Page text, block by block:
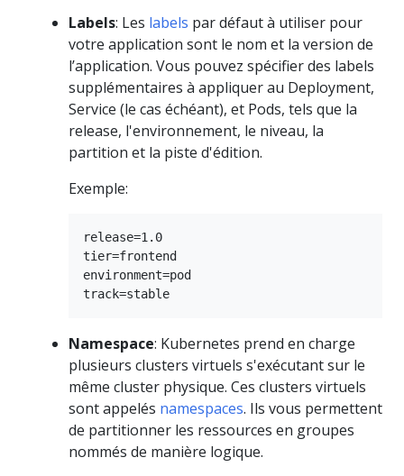
Labels: Les labels par défaut à utiliser pour
votre application sont le nom et la version de
l’application. Vous pouvez spécifier des labels
supplémentaires à appliquer au Deployment,
Service (le cas échéant), et Pods, tels que la
release, l'environnement, le niveau, la
partition et la piste d'édition.
Exemple:
release=1.0
tier=frontend
environment=pod
Namespace: Kubernetes prend en charge
plusieurs clusters virtuels s'exécutant sur le
même cluster physique. Ces clusters virtuels
sont appelés namespaces. Ils vous permettent
de partitionner les ressources en groupes
nommés de manière logique.